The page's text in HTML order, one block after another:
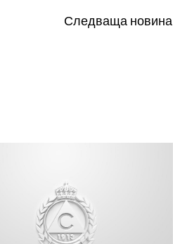
Следваща новина